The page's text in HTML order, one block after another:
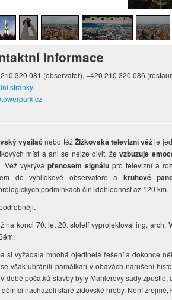
informace
320 081 (observatoř), +420 210 320 086
stránky
vysílač nebo téžŽižkovská televizní věžje
míst a ani se nelze divit, ževzbuzuje
Věž vykrývápřenosem signálu pro televizní a
do vyhlídkové observatoře a kruhové
podmínkách činí dohlednost až 120 km.
na konci 70. let 20. století vyprojektoval ing. arch.
si vyžádala mnohá ojedinělá řešení a dokonce
však ubránili památkáři v obavách narušení
době počátků stavby byly Mahlerovy sady
dělníci nacházeli staré židovské hroby. Není